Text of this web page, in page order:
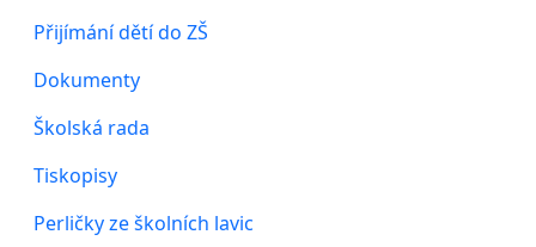
Přijímání dětí do ZŠ
Dokumenty
Školská rada
Tiskopisy
Perličky ze školních lavic